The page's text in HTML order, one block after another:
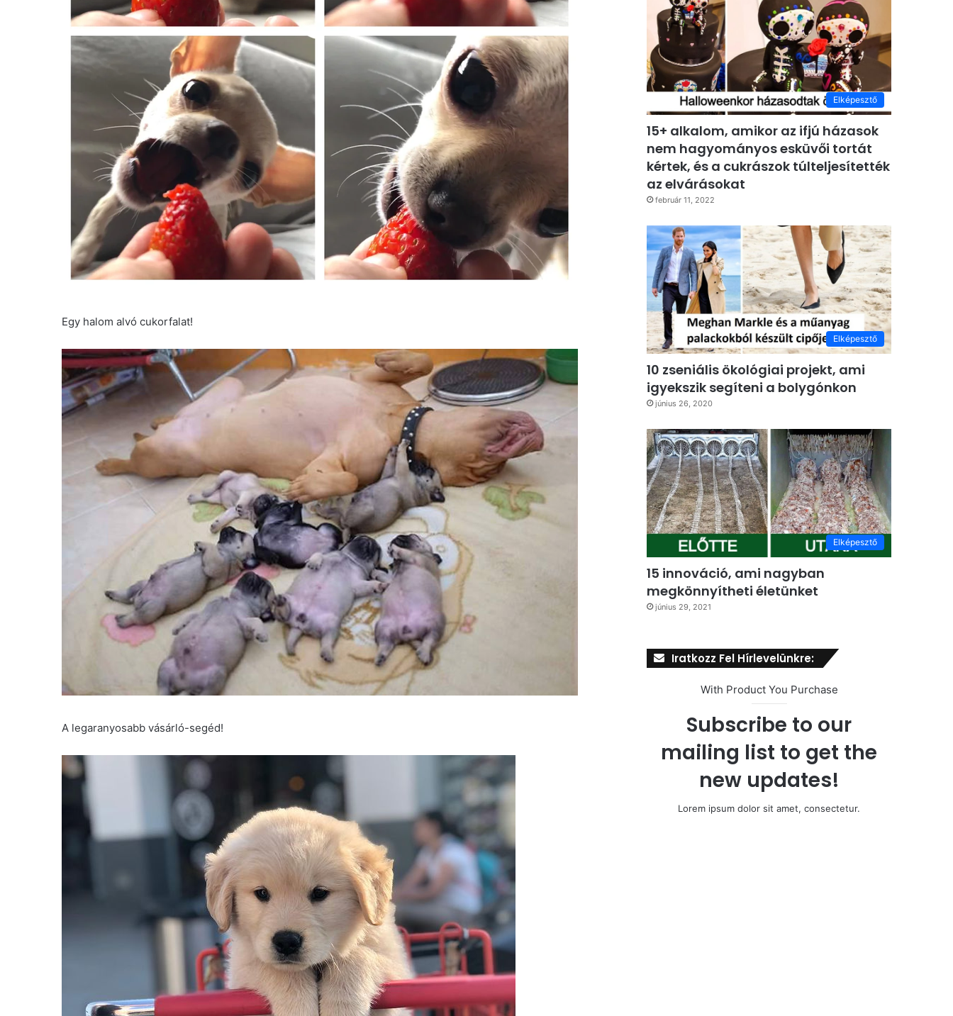
Egy halom alvó cukorfalat!
A legaranyosabb vásárló-segéd!
Elképesztő
15+ alkalom, amikor az ifjú házasok
nem hagyományos esküvői tortát
kértek, és a cukrászok túlteljesítették
az elvárásokat
február 11, 2022
Elképesztő
10 zseniális ökológiai projekt, ami
igyekszik segíteni a bolygónkon
június 26, 2020
Elképesztő
15 innováció, ami nagyban
megkönnyítheti életünket
június 29, 2021
Iratkozz Fel Hírlevelünkre:
With Product You Purchase
Subscribe to our
mailing list to get the
new updates!
Lorem ipsum dolor sit amet, consectetur.